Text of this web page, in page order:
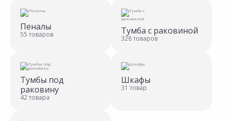
Пеналы
55 товаров Тумба с раковиной
328 товаров
Тумбы под
раковину
42 товара
Шкафы
31 товар